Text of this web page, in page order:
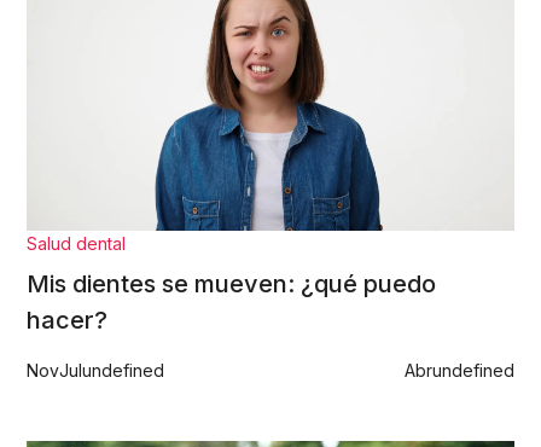
Salud dental
Mis dientes se mueven: ¿qué puedo
hacer?
NovJulundefined Abrundefined